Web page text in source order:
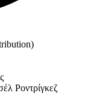
Ροντρίγκεζ